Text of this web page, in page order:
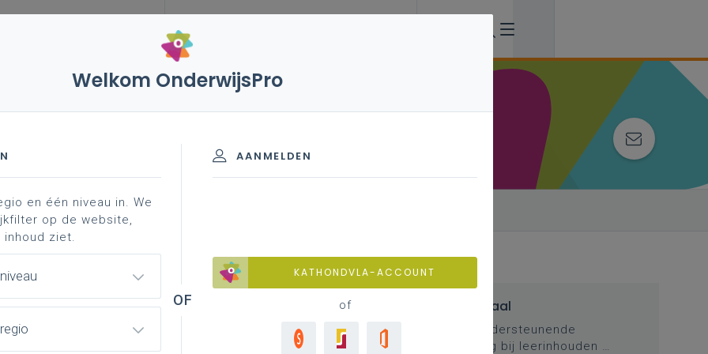
vakken en leerplannen 2de graad
graad - D-finaliteit
Chemie
Basisinformatie
Basisinformatie en duiding bij de
Inspirerend materiaal
Didactische tips, ondersteunende
documenten, duiding bij leerinhouden …
Welkom OnderwijsPro
AANMELDEN
KATHONDVLA-ACCOUNT
of
en één niveau in. We
op de website,
ziet.